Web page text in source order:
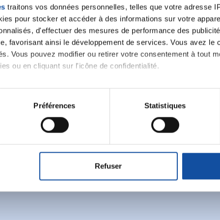
traitons vos données personnelles, telles que votre adresse
pour stocker et accéder à des informations sur votre
d'effectuer des mesures de performance des
favorisant ainsi le développement de services. Vous avez le
Vous pouvez modifier ou retirer votre consentement à tout
ou en cliquant sur l'icône de confidentialité.
également :
sur votre localisation géographique qui peuvent être
de vos données personnelles et définir vos
ou retirer votre consentement à tout moment à partir de la
Préférences Statistiques
Refuser
un
une nouvelle discussion vous aurez besoin de vous